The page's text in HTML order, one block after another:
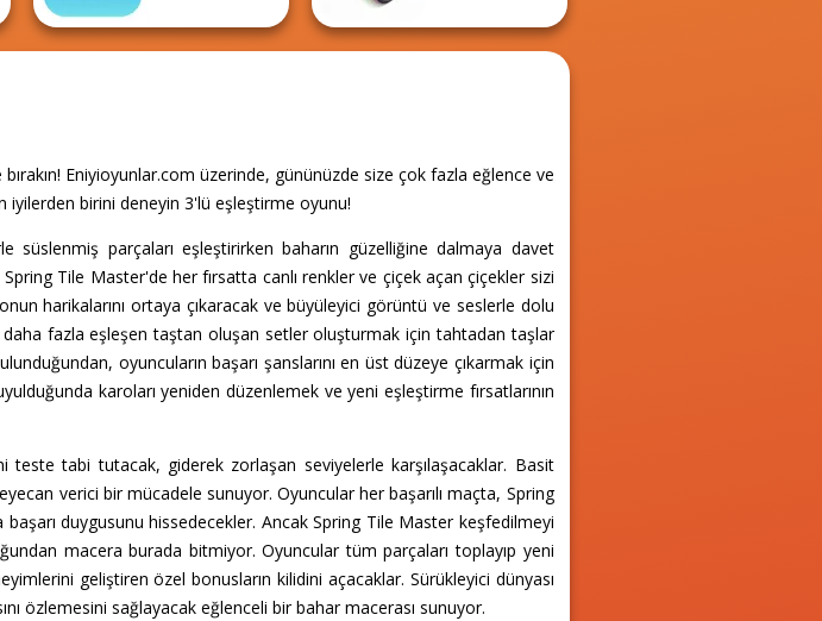
Eniyioyunlar.com üzerinde, gününüzde size çok fazla eğlence ve
birini deneyin 3'lü eşleştirme oyunu!
süslenmiş parçaları eşleştirirken baharın güzelliğine dalmaya davet
Tile Master'de her fırsatta canlı renkler ve çiçek açan çiçekler sizi
harikalarını ortaya çıkaracak ve büyüleyici görüntü ve seslerle dolu
fazla eşleşen taştan oluşan setler oluşturmak için tahtadan taşlar
oyuncuların başarı şanslarını en üst düzeye çıkarmak için
karoları yeniden düzenlemek ve yeni eşleştirme fırsatlarının
tabi tutacak, giderek zorlaşan seviyelerle karşılaşacaklar. Basit
verici bir mücadele sunuyor. Oyuncular her başarılı maçta, Spring
duygusunu hissedecekler. Ancak Spring Tile Master keşfedilmeyi
macera burada bitmiyor. Oyuncular tüm parçaları toplayıp yeni
geliştiren özel bonusların kilidini açacaklar. Sürükleyici dünyası
özlemesini sağlayacak eğlenceli bir bahar macerası sunuyor.